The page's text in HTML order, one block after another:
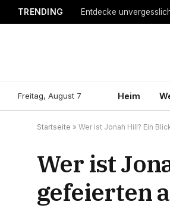
TRENDING Entdecke
Freitag, August 7 Heim
Startseite » Wer ist Jonah Hill? Ein
Wer ist
gefeierten